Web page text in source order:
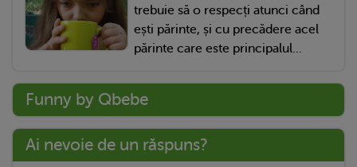
trebuie să o respecți atunci când
ești părinte, și cu precădere acel
părinte care este principalul...
Funny by Qbebe
Ai nevoie de un răspuns?